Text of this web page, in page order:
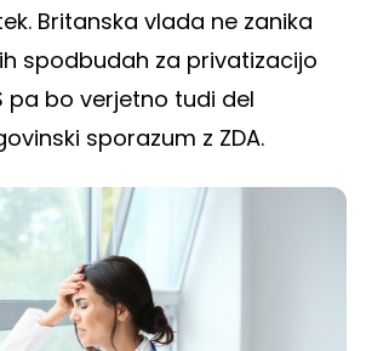
Britanska vlada ne zanika
spodbudah za privatizacijo
pa bo verjetno tudi del
sporazum z ZDA.